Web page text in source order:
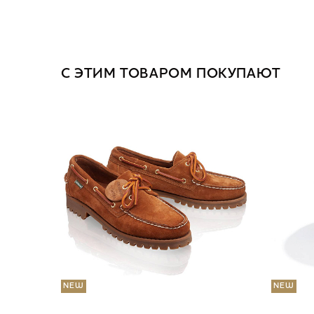
С ЭТИМ ТОВАРОМ ПОКУПАЮТ
NEW NEW